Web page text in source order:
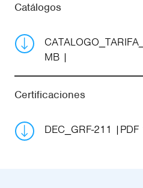
Catálogos
MB
Certificaciones
DEC_GRF-211